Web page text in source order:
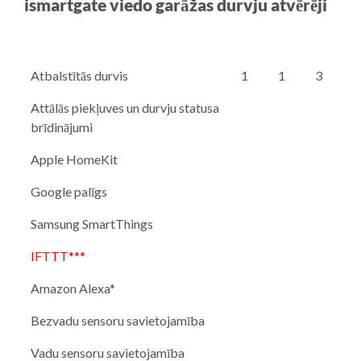
ismartgate viedo garāžas durvju atvērēji
Atbalstītās durvis 1 1 3
Attālās piekļuves un durvju statusa
brīdinājumi
Apple HomeKit
Google palīgs
Samsung SmartThings
IFTTT***
Amazon Alexa*
Bezvadu sensoru savietojamība
Vadu sensoru savietojamība